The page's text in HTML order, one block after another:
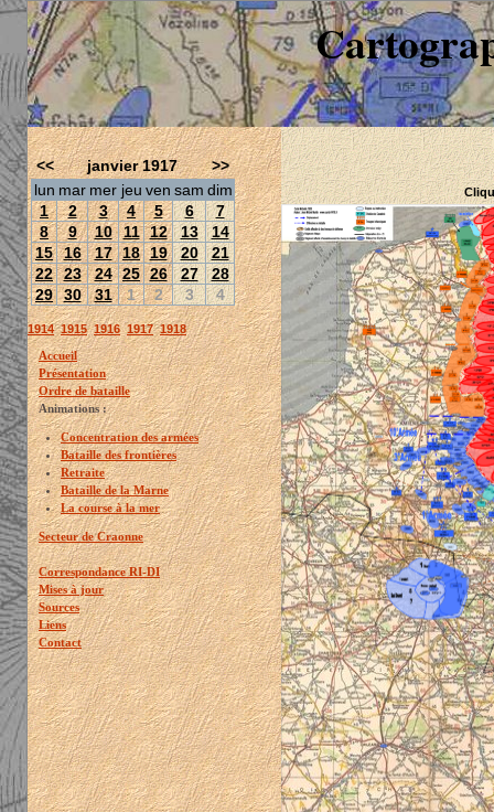
<< janvier 1917
>>
lun mar mer jeu ven sam dim
1
2 3 4 5 6
7
8
9 10 11 12 13
14
15 16 17 18 19 20
21
22 23 24 25 26 27
28
29 30 31 1 2 3 4
1914 1915 1916 1917 1918
Accueil
Présentation
Ordre de bataille
Animations :
Concentration des armées
Bataille des frontières
Retraite
Bataille de la Marne
La course à la mer
Secteur de Craonne
Correspondance RI-DI
Mises à jour
Sources
Liens
Contact